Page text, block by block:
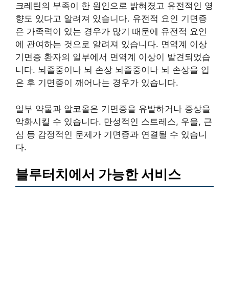
크레틴의 부족이 한 원인으로 밝혀졌고 유전적인 영
향도 있다고 알려져 있습니다. 유전적 요인 기면증
은 가족력이 있는 경우가 많기 때문에 유전적 요인
에 관여하는 것으로 알려져 있습니다. 면역계 이상
기면증 환자의 일부에서 면역계 이상이 발견되었습
니다. 뇌졸중이나 뇌 손상 뇌졸중이나 뇌 손상을 입
은 후 기면증이 깨어나는 경우가 있습니다.
일부 약물과 알코올은 기면증을 유발하거나 증상을
악화시킬 수 있습니다. 만성적인 스트레스, 우울, 근
심 등 감정적인 문제가 기면증과 연결될 수 있습니
다.
블루터치에서 가능한 서비스